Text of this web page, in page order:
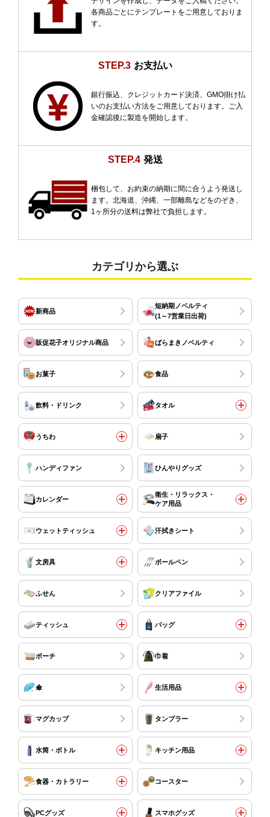
各商品ごとにテンプレートをご用意しておりま
す。
STEP.3 お支払い
銀行振込、クレジットカード決済、GMO掛け払
いのお支払い方法をご用意しております。ご入
金確認後に製造を開始します。
STEP.4 発送
梱包して、お約束の納期に間に合うよう発送し
ます。北海道、沖縄、一部離島などをのぞき、
1ヶ所分の送料は弊社で負担します。
カテゴリから選ぶ
新商品
短納期ノベルティ
(1～7営業日出荷)
販促花子オリジナル商品 ばらまきノベルティ
お菓子 食品
飲料・ドリンク タオル
うちわ 扇子
ハンディファン ひんやりグッズ
カレンダー
衛生・リラックス・
ケア用品
ウェットティッシュ 汗拭きシート
文房具 ボールペン
ふせん クリアファイル
ティッシュ バッグ
ポーチ 巾着
傘 生活用品
マグカップ タンブラー
水筒・ボトル キッチン用品
食器・カトラリー コースター
PCグッズ スマホグッズ